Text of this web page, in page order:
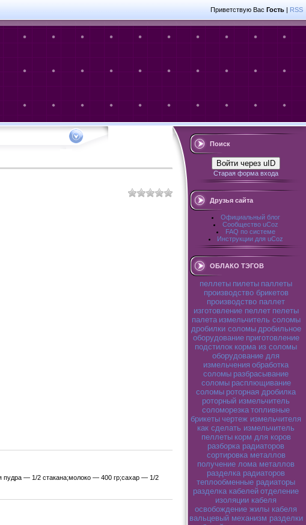
Приветствую Вас Гость | RSS
пудра — 1/2 стакана;молоко — 400 гр;сахар — 1/2
Поиск
Войти через uID
Старая форма входа
Друзья сайта
Официальный блог
Сообщество uCoz
FAQ по системе
Инструкции для uCoz
ОБЛАКО ТЭГОВ
пеллеты пилеты паллеты
производство брикетов
производство паллет
изготовление пеллет пелеты
палета измельчитель соломы
дробилки соломы дробильное
оборудование приготовление
подстилок корма из соломы
оборудование для
измельчения обработка
соломы разбрасывание
соломы расплющивание
соломы роторная дробилка
роторный измельчитель
соломорезка топливные
брикеты чертеж измельчителя
как сделать измельчитель
пеллеты корм для коров
разборка радиаторов
сортировка металлов
получение лома металлов
разделка радиаторов
теплообменные радиаторы
разделка кабелей отделение
изоляции кабеля
освобождение жилы кабеля
вальцевый механизм разделки